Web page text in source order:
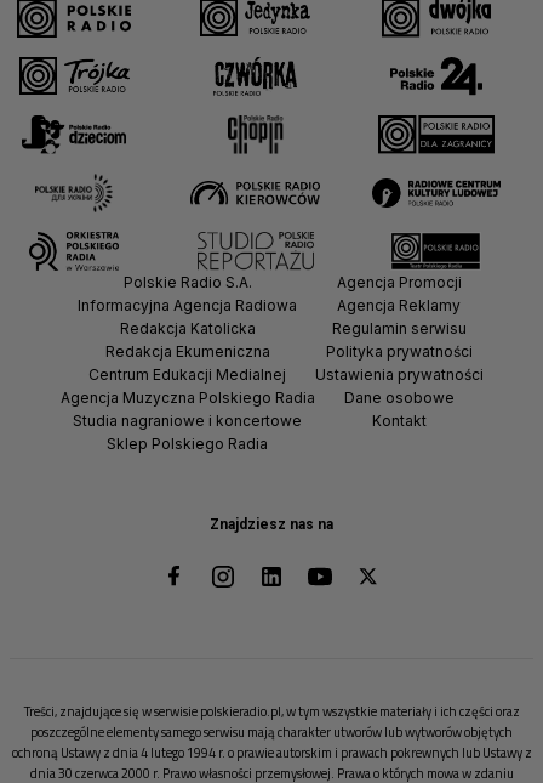
Znajdziesz nas na
Polskie Radio S.A.
Informacyjna Agencja Radiowa
Redakcja Katolicka
Redakcja Ekumeniczna
Centrum Edukacji Medialnej
Agencja Muzyczna Polskiego Radia
Studia nagraniowe i koncertowe
Sklep Polskiego Radia
Agencja Promocji
Agencja Reklamy
Regulamin serwisu
Polityka prywatności
Ustawienia prywatności
Dane osobowe
Kontakt
Treści, znajdujące się w serwisie polskieradio.pl, w tym wszystkie materiały i ich części oraz
poszczególne elementy samego serwisu mają charakter utworów lub wytworów objętych
ochroną Ustawy z dnia 4 lutego 1994 r. o prawie autorskim i prawach pokrewnych lub Ustawy z
dnia 30 czerwca 2000 r. Prawo własności przemysłowej. Prawa o których mowa w zdaniu